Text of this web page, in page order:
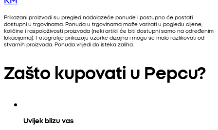
Prikazani proizvodi su pregled nadolazeće ponude i postupno će postati
dostupni u trgovinama. Ponuda u trgovinama može varirati u pogledu cijene,
količine i raspoloživosti proizvoda (neki artikli će biti dostupni samo na određenim
lokacijama). Fotografije prikazuju uzorke dizajna i mogu se malo razlikovati od
stvarnih proizvoda. Ponuda vrijedi do isteka zaliha.
Zašto kupovati u Pepcu?
Uvijek blizu vas